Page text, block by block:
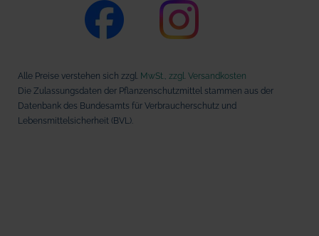
Alle Preise verstehen sich zzgl. MwSt., zzgl. Versandkosten
Die Zulassungsdaten der Pflanzenschutzmittel stammen aus der
Datenbank des Bundesamts für Verbraucherschutz und
Lebensmittelsicherheit (BVL).